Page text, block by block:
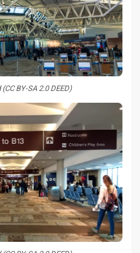
BY-SA 2.0 DEED)